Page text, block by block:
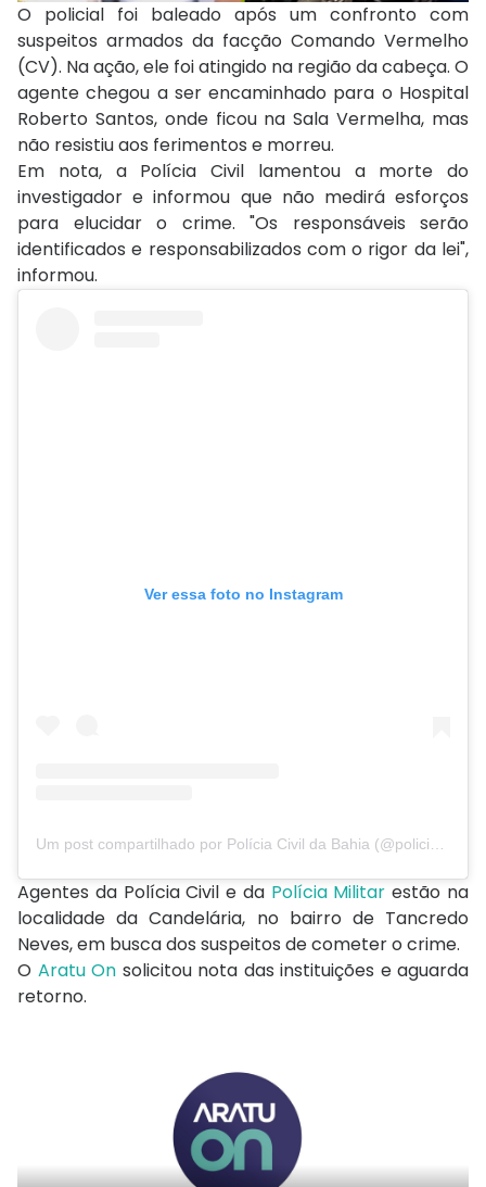
O policial foi baleado após um confronto com
suspeitos armados da facção Comando Vermelho
(CV). Na ação, ele foi atingido na região da cabeça. O
agente chegou a ser encaminhado para o Hospital
Roberto Santos, onde ficou na Sala Vermelha, mas
não resistiu aos ferimentos e morreu.
Em nota, a Polícia Civil lamentou a morte do
investigador e informou que não medirá esforços
para elucidar o crime. "Os responsáveis serão
identificados e responsabilizados com o rigor da lei",
informou.
Ver essa foto no Instagram
Agentes da Polícia Civil e da Polícia Militar estão na
localidade da Candelária, no bairro de Tancredo
Neves, em busca dos suspeitos de cometer o crime.
O Aratu On solicitou nota das instituições e aguarda
retorno.